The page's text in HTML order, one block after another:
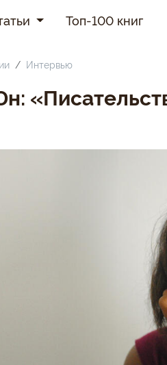
Топ-100 книг
Интервью